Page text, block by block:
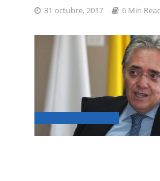
31 octubre, 2017 6 Min